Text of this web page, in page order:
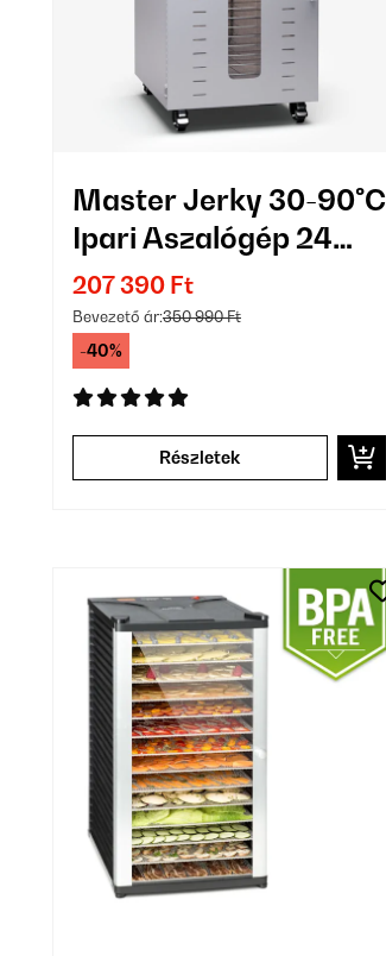
Master Jerky 30-90°C
Ipari Aszalógép 24
Tálcás Ezüst
207 390 Ft
Bevezető ár:350 990 Ft
-40%
Részletek